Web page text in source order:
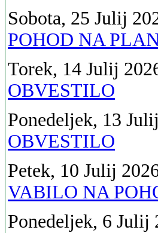
Sobota, 25 Julij
POHOD NA
Torek, 14 Julij
OBVESTILO
Ponedeljek, 13
OBVESTILO
Petek, 10 Julij
VABILO NA
Ponedeljek, 6 Julij